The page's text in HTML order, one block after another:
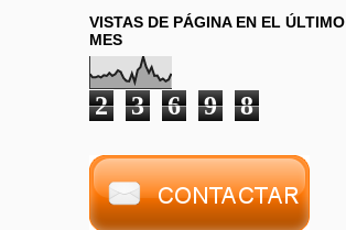
VISTAS DE PÁGINA EN EL ÚLTIMO
MES
2 3 6 9 8